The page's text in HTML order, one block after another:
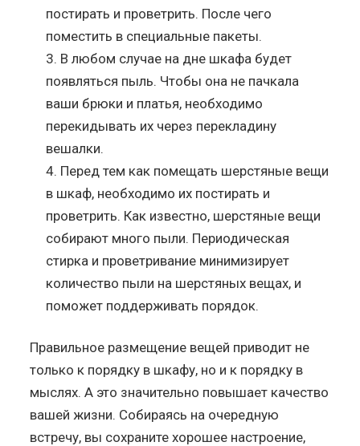
постирать и проветрить. После чего
поместить в специальные пакеты.
В любом случае на дне шкафа будет
появляться пыль. Чтобы она не пачкала
ваши брюки и платья, необходимо
перекидывать их через перекладину
вешалки.
Перед тем как помещать шерстяные вещи
в шкаф, необходимо их постирать и
проветрить. Как известно, шерстяные вещи
собирают много пыли. Периодическая
стирка и проветривание минимизирует
количество пыли на шерстяных вещах, и
поможет поддерживать порядок.
Правильное размещение вещей приводит не
только к порядку в шкафу, но и к порядку в
мыслях. А это значительно повышает качество
вашей жизни. Собираясь на очередную
встречу, вы сохраните хорошее настроение,